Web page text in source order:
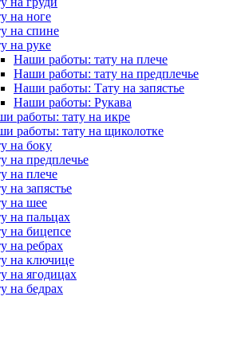
на ноге
на спине
на руке
Наши работы: тату на плече
Наши работы: тату на предплечье
Наши работы: Тату на запястье
Наши работы: Рукава
работы: тату на икре
работы: тату на щиколотке
на боку
на предплечье
на плече
на запястье
на шее
на пальцах
на бицепсе
на ребрах
на ключице
на ягодицах
на бедрах